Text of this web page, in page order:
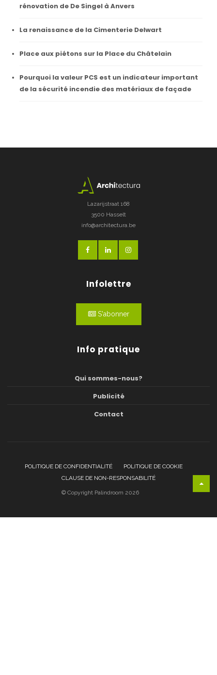
rénovation de De Singel à Anvers
La renaissance de la Cimenterie Delwart
Place aux piétons sur la Place du Châtelain
Pourquoi la valeur PCS est un indicateur important
de la sécurité incendie des matériaux de façade
Lazarijstraat 168
3500 Hasselt
info@architectura.be
Infolettre
S'abonner
Info pratique
Qui sommes-nous?
Publicité
Contact
POLITIQUE DE CONFIDENTIALITÉ
POLITIQUE DE COOKIE
CLAUSE DE NON-RESPONSABILITÉ
© Copyright Palindroom 2026